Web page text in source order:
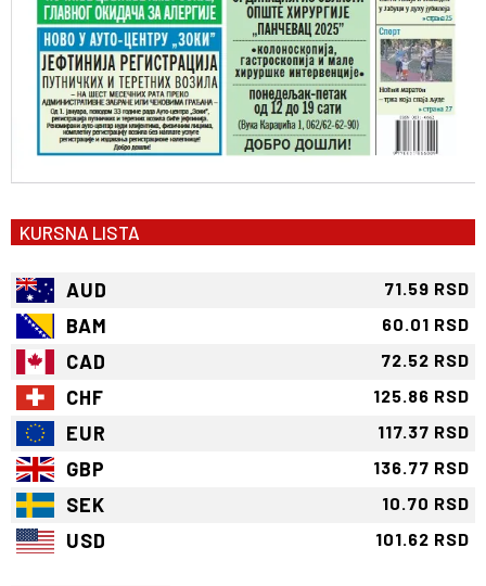
KURSNA LISTA
AUD 71.59 RSD
BAM 60.01 RSD
CAD 72.52 RSD
CHF 125.86 RSD
EUR 117.37 RSD
GBP 136.77 RSD
SEK 10.70 RSD
USD 101.62 RSD